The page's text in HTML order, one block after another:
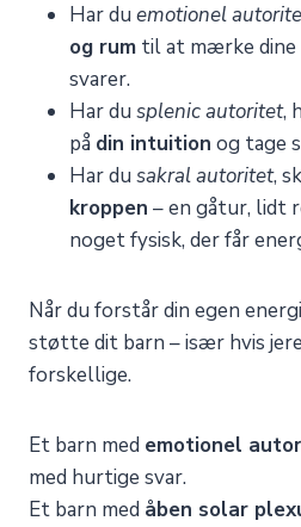
Har du emotionel
og rum til at mærke dine
svarer.
Har du splenic autoritet,
på din intuition og tage
Har du sakral autoritet,
kroppen – en gåtur, lidt
noget fysisk, der får
Når du forstår din egen
støtte dit barn – især hvis
forskellige.
Et barn med emotionel
med hurtige svar.
Et barn med åben solar